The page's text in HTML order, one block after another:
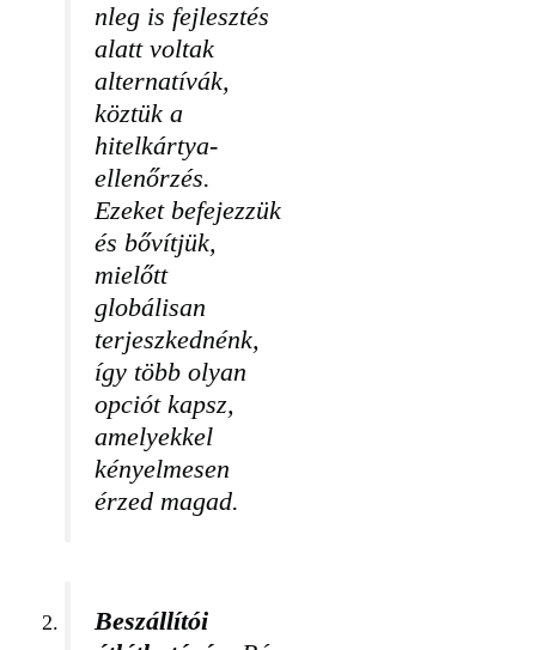
nleg is fejlesztés
alatt voltak
alternatívák,
köztük a
hitelkártya-
ellenőrzés.
Ezeket befejezzük
és bővítjük,
mielőtt
globálisan
terjeszkednénk,
így több olyan
opciót kapsz,
amelyekkel
kényelmesen
érzed magad.
Beszállítói